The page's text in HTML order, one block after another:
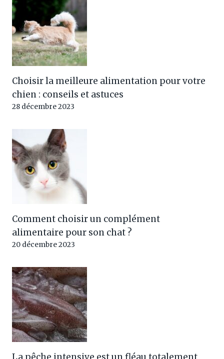
Choisir la meilleure alimentation pour votre
chien : conseils et astuces
28 décembre 2023
Comment choisir un complément
alimentaire pour son chat ?
20 décembre 2023